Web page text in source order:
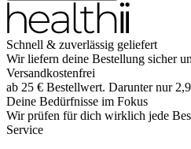
Schnell & zuverlässig geliefert
Wir liefern deine Bestellung sicher
Versandkostenfrei
ab 25 € Bestellwert. Darunter nur
Deine Bedürfnisse im Fokus
Wir prüfen für dich wirklich jede
Service